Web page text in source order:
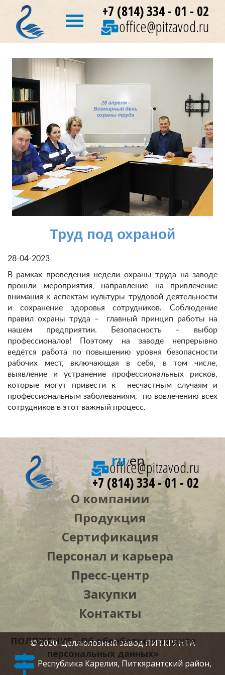
+7 (814) 334 - 01 - 02
office@pitzavod.ru
Труд под охраной
28-04-2023
В рамках проведения недели охраны труда на заводе
прошли мероприятия, направление на привлечение
внимания к аспектам культуры трудовой деятельности
и сохранение здоровья сотрудников. Соблюдение
правил охраны труда – главный принцип работы на
нашем предприятии. Безопасность – выбор
профессионалов! Поэтому на заводе непрерывно
ведётся работа по повышению уровня безопасности
рабочих мест, включающая в себя, в том числе,
выявление и устранение профессиональных рисков,
которые могут привести к несчастным случаям и
профессиональным заболеваниям, по вовлечению всех
сотрудников в этот важный процесс.
office@pitzavod.ru
+7 (814) 334 - 01 - 02
ru/en
О компании
Продукция
Сертификация
Персонал и карьера
Пресс‑центр
Закупки
Контакты
ПОЛОЖЕНИЕ «Об обработке и защите
персональных данных»
© 2020. Целлюлозный завод ПИТКРЯНТА
Республика Карелия, Питкярантский район,